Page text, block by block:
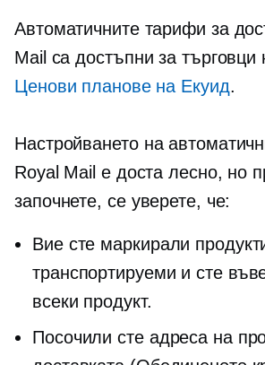
Автоматичните тарифи за
Mail са достъпни за търговци
Ценови планове на Екуид.
Настройването на
Royal Mail е доста лесно, но
започнете, се уверете, че:
Вие сте маркирали
транспортируеми и сте
всеки продукт.
Посочили сте адреса на